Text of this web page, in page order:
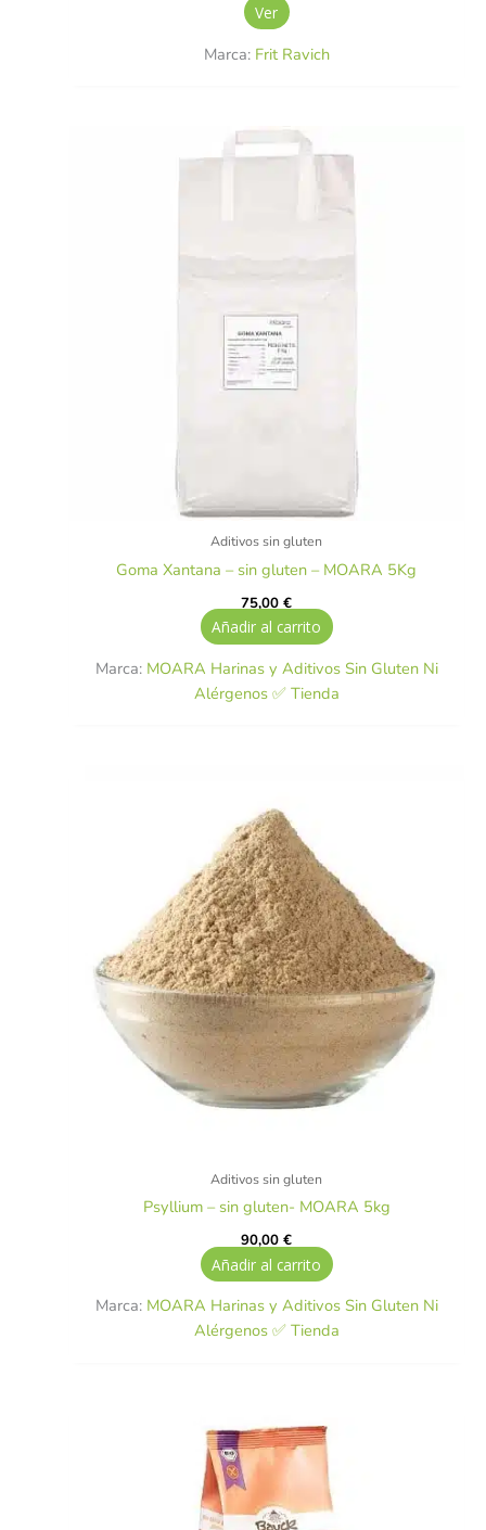
Ver
Marca: Frit Ravich
Aditivos sin gluten
Goma Xantana – sin gluten – MOARA 5Kg
75,00€
Añadir al carrito
Marca: MOARA Harinas y Aditivos Sin Gluten Ni
Alérgenos ✅ Tienda
Aditivos sin gluten
Psyllium – sin gluten- MOARA 5kg
90,00€
Añadir al carrito
Marca: MOARA Harinas y Aditivos Sin Gluten Ni
Alérgenos ✅ Tienda